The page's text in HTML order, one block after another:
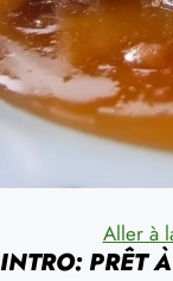
Aller à
INTRO: PRÊT